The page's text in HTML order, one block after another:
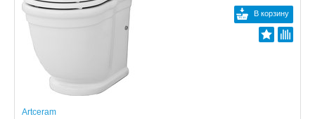
В корзину
Artceram